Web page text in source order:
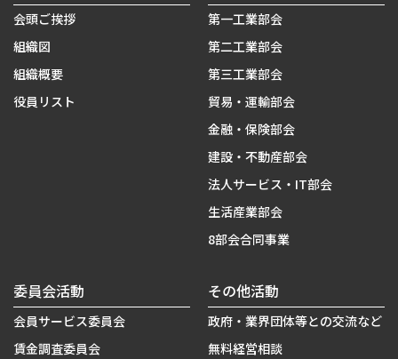
会頭ご挨拶
組織図
組織概要
役員リスト
第一工業部会
第二工業部会
第三工業部会
貿易・運輸部会
金融・保険部会
建設・不動産部会
法人サービス・IT部会
生活産業部会
8部会合同事業
委員会活動
会員サービス委員会
賃金調査委員会
その他活動
政府・業界団体等との交流など
無料経営相談